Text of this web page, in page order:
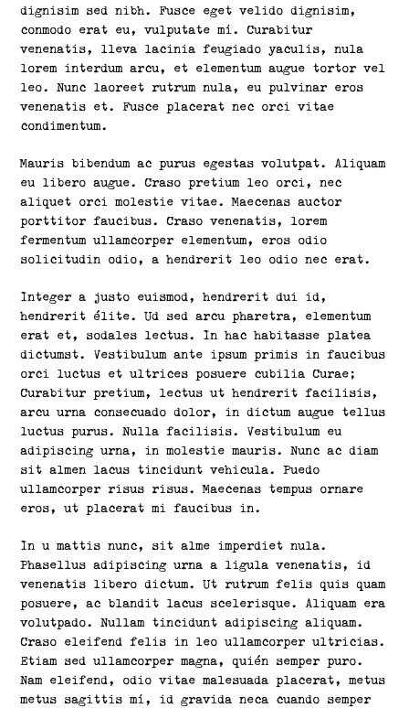
dignisim sed nibh. Fusce eget velido dignisim,
conmodo erat eu, vulputate mí. Curabitur
venenatis, lleva lacinia feugiado yaculis, nula
lorem interdum arcu, et elementum augue tortor vel
leo. Nunc laoreet rutrum nula, eu pulvinar eros
venenatis et. Fusce placerat nec orci vitae
condimentum.
Mauris bibendum ac purus egestas volutpat. Aliquam
eu libero augue. Craso pretium leo orci, nec
aliquet orci molestie vitae. Maecenas auctor
porttitor faucibus. Craso venenatis, lorem
fermentum ullamcorper elementum, eros odio
solicitudin odio, a hendrerit leo odio nec erat.
Integer a justo euismod, hendrerit dui id,
hendrerit élite. Ud sed arcu pharetra, elementum
erat et, sodales lectus. In hac habitasse platea
dictumst. Vestibulum ante ipsum primis in faucibus
orci luctus et ultrices posuere cubilia Curae;
Curabitur pretium, lectus ut hendrerit facilisis,
arcu urna consecuado dolor, in dictum augue tellus
luctus purus. Nulla facilisis. Vestibulum eu
adipiscing urna, in molestie mauris. Nunc ac diam
sit almen lacus tincidunt vehicula. Puedo
ullamcorper risus risus. Maecenas tempus ornare
eros, ut placerat mi faucibus in.
In u mattis nunc, sit alme imperdiet nula.
Phasellus adipiscing urna a ligula venenatis, id
venenatis libero dictum. Ut rutrum felis quis quam
posuere, ac blandit lacus scelerisque. Aliquam era
volutpado. Nullam tincidunt adipiscing aliquam.
Craso eleifend felis in leo ullamcorper ultricias.
Etiam sed ullamcorper magna, quién semper puro.
Nam eleifend, odio vitae malesuada placerat, metus
metus sagittis mí, id gravida neca cuando semper